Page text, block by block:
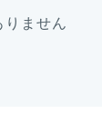
りません